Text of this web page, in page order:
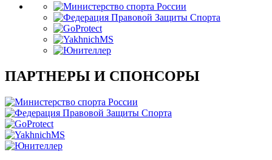
ПАРТНЕРЫ И СПОНСОРЫ